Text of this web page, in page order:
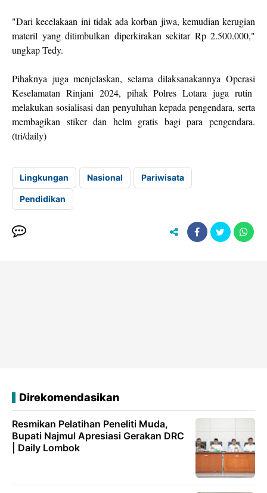
"Dari kecelakaan ini tidak ada korban jiwa, kemudian kerugian
materil yang ditimbulkan diperkirakan sekitar Rp 2.500.000,"
ungkap Tedy.
Pihaknya juga menjelaskan, selama dilaksanakannya Operasi
Keselamatan Rinjani 2024, pihak Polres Lotara juga rutin
melakukan sosialisasi dan penyuluhan kepada pengendara, serta
membagikan stiker dan helm gratis bagi para pengendara.
(tri/daily)
Lingkungan Nasional Pariwisata
Pendidikan
Direkomendasikan
Resmikan Pelatihan Peneliti Muda,
Bupati Najmul Apresiasi Gerakan DRC
| Daily Lombok